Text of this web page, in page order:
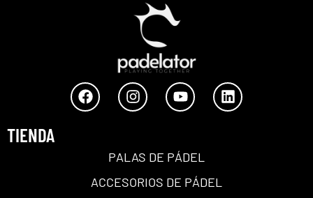
TIENDA
PALAS DE PÁDEL
ACCESORIOS DE PÁDEL